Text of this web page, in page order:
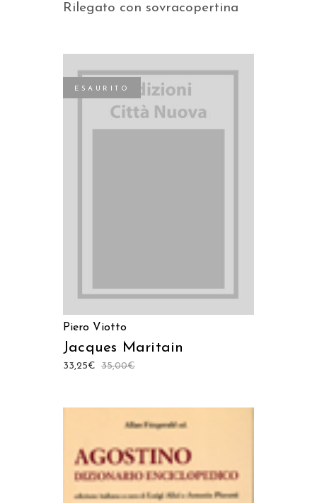
Rilegato con sovracopertina
ESAURITO
Piero Viotto
Jacques Maritain
35,00€
33,25€